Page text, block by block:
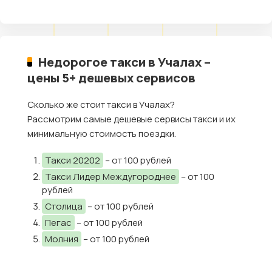
Недорогое такси в Учалах –
цены 5+ дешевых сервисов
Сколько же стоит такси в Учалах?
Рассмотрим самые дешевые сервисы такси и их
минимальную стоимость поездки.
Такси 20202 – от 100 рублей
Такси Лидер Междугороднее – от 100
рублей
Столица – от 100 рублей
Пегас – от 100 рублей
Молния – от 100 рублей